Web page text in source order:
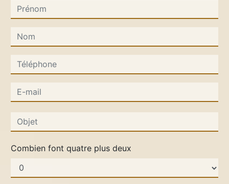
Combien font quatre plus deux